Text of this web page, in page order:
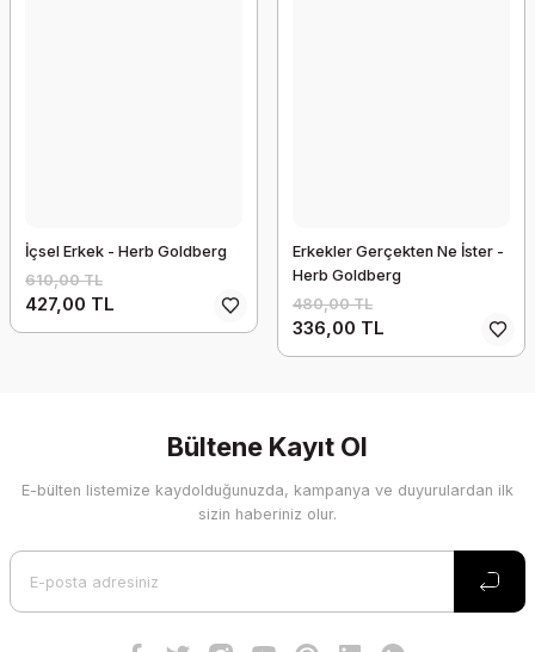
İçsel Erkek - Herb Goldberg
610,00 TL
427,00 TL
Erkekler Gerçekten Ne İster -
Herb Goldberg
480,00 TL
336,00 TL
Bültene Kayıt Ol
E-bülten listemize kaydolduğunuzda, kampanya ve duyurulardan ilk
sizin haberiniz olur.